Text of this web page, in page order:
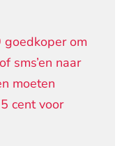
om
sms’en naar
moeten
cent voor